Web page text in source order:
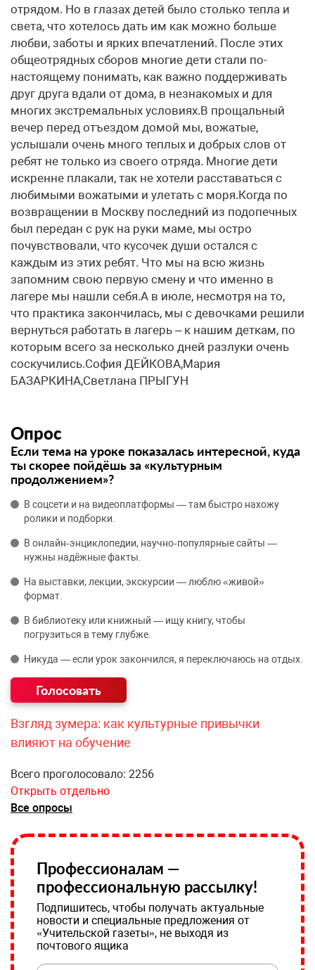
отрядом. Но в глазах детей было столько тепла и
света, что хотелось дать им как можно больше
любви, заботы и ярких впечатлений. После этих
общеотрядных сборов многие дети стали по-
настоящему понимать, как важно поддерживать
друг друга вдали от дома, в незнакомых и для
многих экстремальных условиях.В прощальный
вечер перед отъездом домой мы, вожатые,
услышали очень много теплых и добрых слов от
ребят не только из своего отряда. Многие дети
искренне плакали, так не хотели расставаться с
любимыми вожатыми и улетать с моря.Когда по
возвращении в Москву последний из подопечных
был передан с рук на руки маме, мы остро
почувствовали, что кусочек души остался с
каждым из этих ребят. Что мы на всю жизнь
запомним свою первую смену и что именно в
лагере мы нашли себя.А в июле, несмотря на то,
что практика закончилась, мы с девочками решили
вернуться работать в лагерь – к нашим деткам, по
которым всего за несколько дней разлуки очень
соскучились.София ДЕЙКОВА,Мария
БАЗАРКИНА,Светлана ПРЫГУН
Опрос
Если тема на уроке показалась интересной, куда
ты скорее пойдёшь за «культурным
продолжением»?
В соцсети и на видеоплатформы — там быстро нахожу
ролики и подборки.
В онлайн‑энциклопедии, научно‑популярные сайты —
нужны надёжные факты.
На выставки, лекции, экскурсии — люблю «живой»
формат.
В библиотеку или книжный — ищу книгу, чтобы
погрузиться в тему глубже.
Никуда — если урок закончился, я переключаюсь на отдых.
Взгляд зумера: как культурные привычки
влияют на обучение
Всего проголосовало: 2256
Открыть отдельно
Все опросы
Профессионалам —
профессиональную рассылку!
Подпишитесь, чтобы получать актуальные
новости и специальные предложения от
«Учительской газеты», не выходя из
почтового ящика